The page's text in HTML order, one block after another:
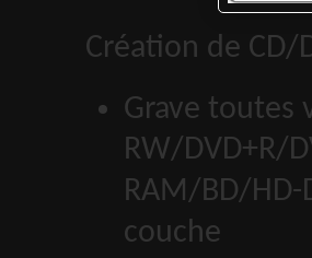
Création de CD/
Grave toutes
RW/DVD+R/
RAM/BD/
couche